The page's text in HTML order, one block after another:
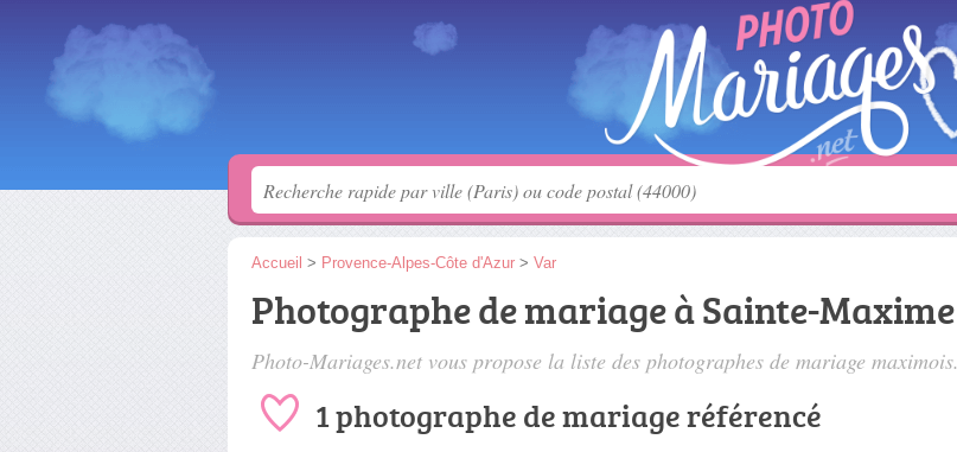
Accueil > Provence-Alpes-Côte d'Azur > Var
Photographe de mariage à Sainte-Maxime
Photo-Mariages.net vous propose la liste des photographes de mariage maximois.
1 photographe de mariage référencé